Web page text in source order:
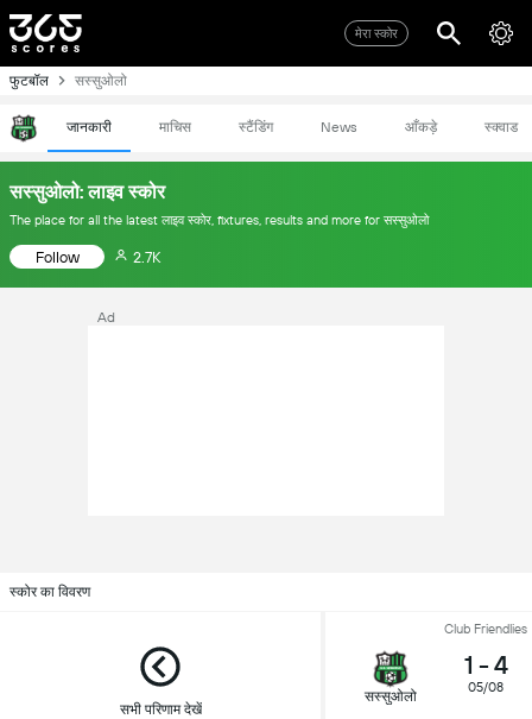
मेरा स्कोर
फुटबॉल सस्सुओलो
जानकारी माचिस स्टैंडिंग News आँकड़े स्क्वाड
सस्सुओलो: लाइव स्कोर
The place for all the latest लाइव स्कोर, fixtures, results and more for सस्सुओलो
Follow 2.7K
Ad
स्कोर का विवरण
सभी परिणाम देखें
Club Friendlies
सस्सुओलो
1 - 4
05/08